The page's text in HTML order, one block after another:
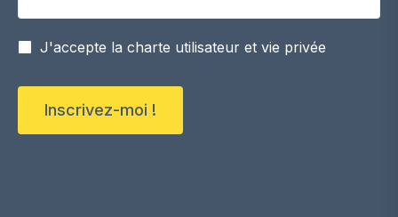
J'accepte la charte utilisateur et vie privée
Inscrivez-moi !